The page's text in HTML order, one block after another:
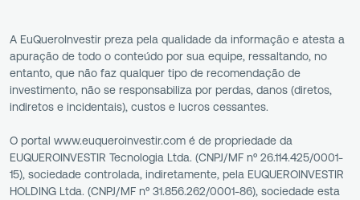
A EuQueroInvestir preza pela qualidade da informação e atesta a
apuração de todo o conteúdo por sua equipe, ressaltando, no
entanto, que não faz qualquer tipo de recomendação de
investimento, não se responsabiliza por perdas, danos (diretos,
indiretos e incidentais), custos e lucros cessantes.
O portal www.euqueroinvestir.com é de propriedade da
EUQUEROINVESTIR Tecnologia Ltda. (CNPJ/MF nº 26.114.425/0001-
15), sociedade controlada, indiretamente, pela EUQUEROINVESTIR
HOLDING Ltda. (CNPJ/MF nº 31.856.262/0001-86), sociedade esta